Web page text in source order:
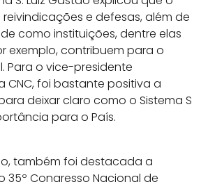
e defesas, além de
como instituições, dentre elas
exemplo, contribuem para o
Para o vice-presidente
CNC, foi bastante positiva a
deixar claro como o Sistema S
para o País.
também foi destacada a
Congresso Nacional de